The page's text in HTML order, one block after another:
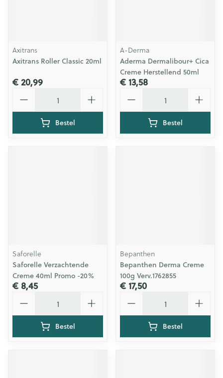
Axitrans
Axitrans Roller Classic 20ml
€ 20,99
Bestel
A-Derma
Aderma Dermalibour+ Cica
Creme Herstellend 50ml
€ 13,58
Bestel
Saforelle
Saforelle Verzachtende
Creme 40ml Promo -20%
€ 8,45
Bestel
Bepanthen
Bepanthen Derma Creme
100g Verv.1762855
€ 17,50
Bestel